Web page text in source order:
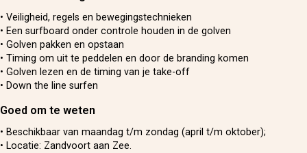
• Veiligheid, regels en bewegingstechnieken
• Een surfboard onder controle houden in de golven
• Golven pakken en opstaan
• Timing om uit te peddelen en door de branding komen
• Golven lezen en de timing van je take-off
• Down the line surfen
Goed om te weten
• Beschikbaar van maandag t/m zondag (april t/m oktober);
• Locatie: Zandvoort aan Zee.